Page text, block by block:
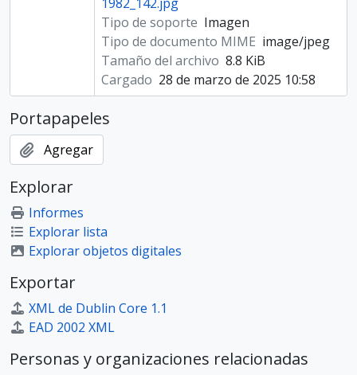
Tipo de soporte Imagen
Tipo de documento MIME image/jpeg
Tamaño del archivo 8.8 KiB
Cargado 28 de marzo de 2025 10:58
Portapapeles
Agregar
Explorar
Informes
Explorar lista
Explorar objetos digitales
Exportar
XML de Dublin Core 1.1
EAD 2002 XML
Personas y organizaciones relacionadas